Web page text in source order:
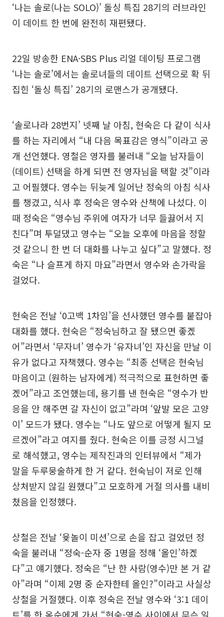
‘나는 솔로(나는 SOLO)’ 돌싱 특집 28기의 러브라인
이 데이트 한 번에 완전히 재편됐다.
22일 방송한 ENA·SBS Plus 리얼 데이팅 프로그램
‘나는 솔로’에서는 솔로녀들의 데이트 선택으로 확 뒤
집힌 ‘돌싱 특집’ 28기의 로맨스가 공개됐다.
‘솔로나라 28번지’ 넷째 날 아침, 현숙은 다 같이 식사
를 하는 자리에서 “내 다음 목표감은 영식”이라고 공
개 선언했다. 영철은 영자를 불러내 “오늘 남자들이
(데이트) 선택을 하게 되면 전 영자님을 택할 것”이라
고 어필했다. 영수는 뒤늦게 일어난 정숙의 아침 식사
를 챙겼고, 식사 후 정숙은 영수와 산책에 나섰다. 이
때 정숙은 “영수님 주위에 여자가 너무 들끓어서 지
친다”며 투덜댔고 영수는 “오늘 오후에 마음을 정할
것 같으니 한 번 더 대화를 나누고 싶다”고 말했다. 정
숙은 “나 슬프게 하지 마요”라면서 영수와 손가락을
걸었다.
현숙은 전날 ‘0고백 1차임’을 선사했던 영수를 붙잡아
대화를 했다. 현숙은 “정숙님하고 잘 됐으면 좋겠
어”라면서 ‘무자녀’ 영수가 ‘유자녀’인 자신을 만날 이
유가 없다고 자책했다. 영수는 “최종 선택은 현숙님
마음이고 (원하는 남자에게) 적극적으로 표현하면 좋
겠어”라고 조언했는데, 용기를 낸 현숙은 “영수가 반
응을 안 해주면 갈 자신이 없고”라며 ‘앞발 모은 고양
이’ 모드가 됐다. 영수는 “나도 앞으로 어떻게 될지 모
르겠어”라고 여지를 줬다. 현숙은 이를 긍정 시그널
로 해석했고, 영수는 제작진과의 인터뷰에서 “제가
말을 두루뭉술하게 한 거 같다. 현숙님이 저로 인해
상처받지 않길 원했다”고 모호하게 거절 의사를 내비
쳤음을 인정했다.
상철은 전날 ‘윷놀이 미션’으로 손을 잡고 걸었던 정
숙을 불러내 “정숙-순자 중 1명을 정해 ‘올인’하겠
다”고 얘기했다. 정숙은 “난 한 사람(영수)만 본 거 같
아”라며 “이제 2명 중 순자한테 올인?”이라고 사실상
상철을 거절했다. 이후 정숙은 전날 영수와 ‘3:1 데이